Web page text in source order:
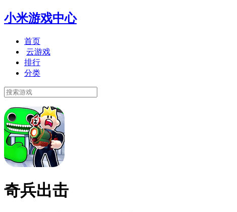
小米游戏中心
首页
云游戏
排行
分类
奇兵出击